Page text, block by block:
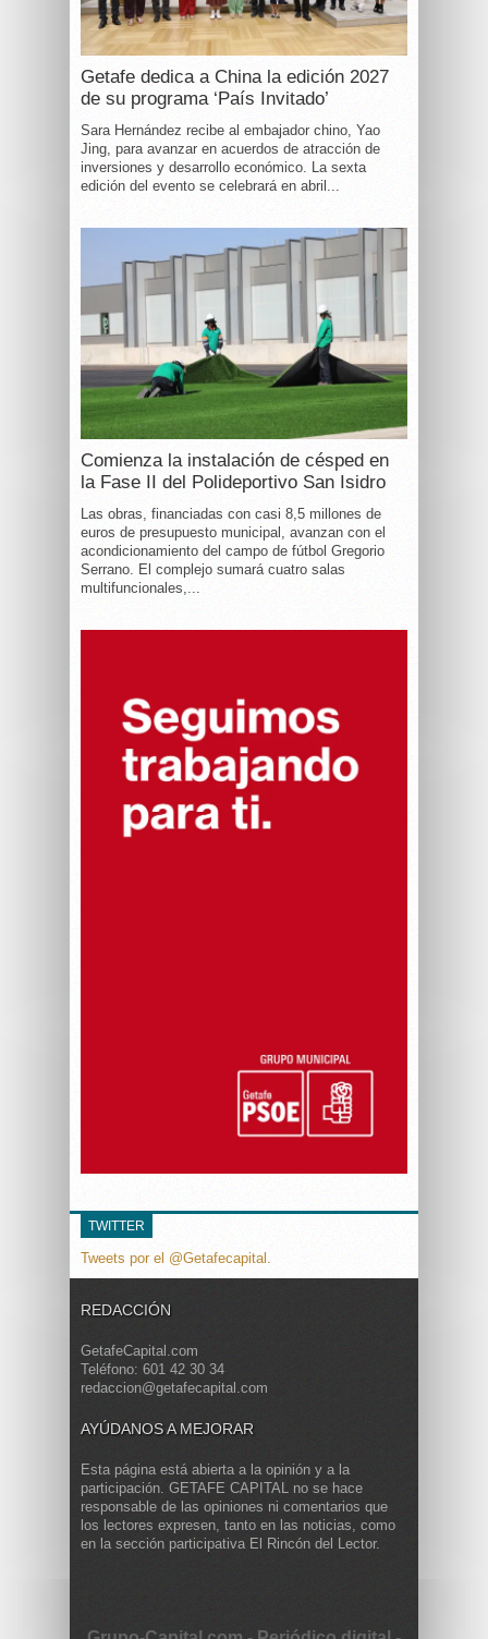
Getafe dedica a China la edición 2027
de su programa ‘País Invitado’
Sara Hernández recibe al embajador chino, Yao
Jing, para avanzar en acuerdos de atracción de
inversiones y desarrollo económico. La sexta
edición del evento se celebrará en abril...
Comienza la instalación de césped en
la Fase II del Polideportivo San Isidro
Las obras, financiadas con casi 8,5 millones de
euros de presupuesto municipal, avanzan con el
acondicionamiento del campo de fútbol Gregorio
Serrano. El complejo sumará cuatro salas
multifuncionales,...
TWITTER
Tweets por el @Getafecapital.
REDACCIÓN
GetafeCapital.com
Teléfono: 601 42 30 34
redaccion@getafecapital.com
AYÚDANOS A MEJORAR
Esta página está abierta a la opinión y a la
participación. GETAFE CAPITAL no se hace
responsable de las opiniones ni comentarios que
los lectores expresen, tanto en las noticias, como
en la sección participativa El Rincón del Lector.